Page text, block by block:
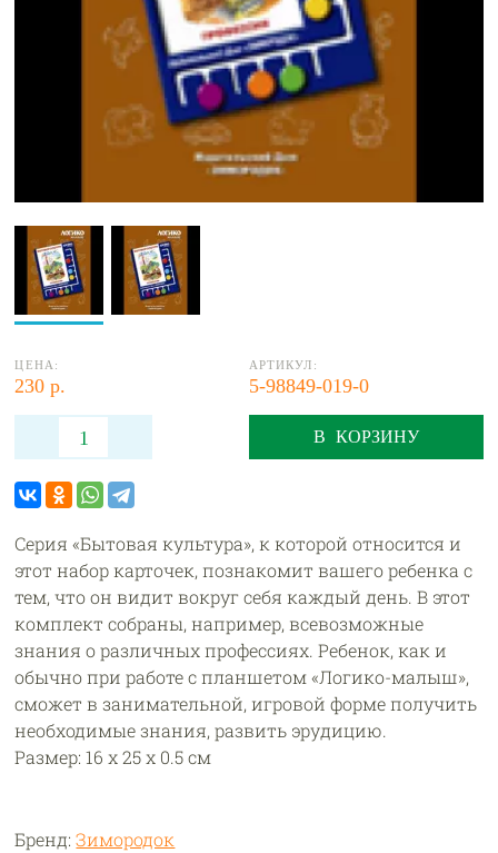
ЦЕНА:
230 р.
АРТИКУЛ:
5-98849-019-0
В КОРЗИНУ
Серия «Бытовая культура», к которой относится и
этот набор карточек, познакомит вашего ребенка с
тем, что он видит вокруг себя каждый день. В этот
комплект собраны, например, всевозможные
знания о различных профессиях. Ребенок, как и
обычно при работе с планшетом «Логико-малыш»,
сможет в занимательной, игровой форме получить
необходимые знания, развить эрудицию.
Размер: 16 x 25 x 0.5 см
Бренд:Зимородок